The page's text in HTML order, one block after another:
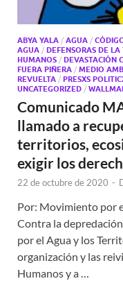
ABYA YALA / AGUA /
AGUA / DEFENSORAS DE LA
HUMANOS / DEVASTACIÓN
FUERA PIÑERA / MEDIO
REVUELTA / PRESXS
UNCATEGORIZED /
Comunicado
llamado a
territorios,
exigir los
22 de octubre de 2020 -
Por: Movimiento por
Contra la
por el Agua y los
organización y las
Humanos y a …